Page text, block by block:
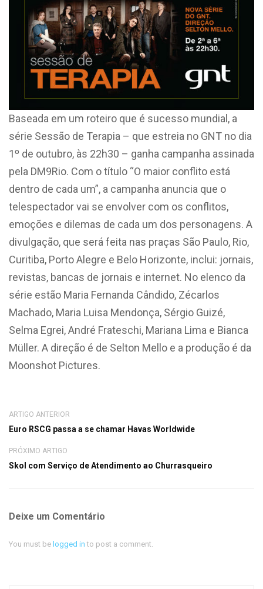
Baseada em um roteiro que é sucesso mundial, a
série Sessão de Terapia – que estreia no GNT no dia
1º de outubro, às 22h30 – ganha campanha assinada
pela DM9Rio. Com o título “O maior conflito está
dentro de cada um”, a campanha anuncia que o
telespectador vai se envolver com os conflitos,
emoções e dilemas de cada um dos personagens. A
divulgação, que será feita nas praças São Paulo, Rio,
Curitiba, Porto Alegre e Belo Horizonte, inclui: jornais,
revistas, bancas de jornais e internet. No elenco da
série estão Maria Fernanda Cândido, Zécarlos
Machado, Maria Luisa Mendonça, Sérgio Guizé,
Selma Egrei, André Frateschi, Mariana Lima e Bianca
Müller. A direção é de Selton Mello e a produção é da
Moonshot Pictures.
ARTIGO ANTERIOR
Euro RSCG passa a se chamar Havas Worldwide
PRÓXIMO ARTIGO
Skol com Serviço de Atendimento ao Churrasqueiro
Deixe um Comentário
You must be logged in to post a comment.